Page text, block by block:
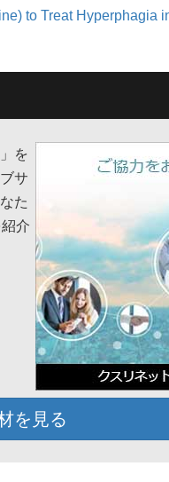
to Treat Hyperphagia
を
サ
た
介
を見る